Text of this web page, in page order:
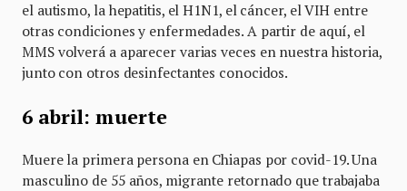
el autismo, la hepatitis, el H1N1, el cáncer, el VIH entre
otras condiciones y enfermedades. A partir de aquí, el
MMS volverá a aparecer varias veces en nuestra historia,
junto con otros desinfectantes conocidos.
6 abril: muerte
Muere la primera persona en Chiapas por covid-19. Una
masculino de 55 años, migrante retornado que trabajaba